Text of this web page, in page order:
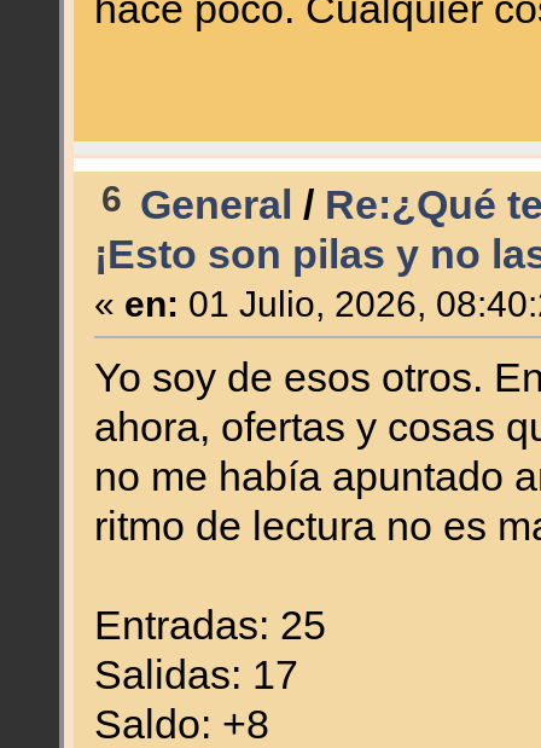
hace poco. Cualquier
6 General / Re:¿Qué
¡Esto son pilas y no
« en: 01 Julio, 2026,
Yo soy de esos otros.
ahora, ofertas y cosas
no me había apuntado
ritmo de lectura no es
Entradas: 25
Salidas: 17
Saldo: +8